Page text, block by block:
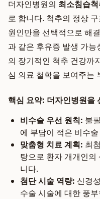
더자인병원의 최소침습
로 합니다. 척추의 정상
원인만을 선택적으로 해
과 같은 후유증 발생 가
의 장기적인 척추 건강까
심 의료 철학을 보여주는
핵심 요약: 더자인병원을
비수술 우선 원칙: 불
에 부담이 적은 비수
맞춤형 치료 계획: 최
탕으로 환자 개개인
니다.
첨단 시술 역량: 신경
수술 시술에 대한 풍